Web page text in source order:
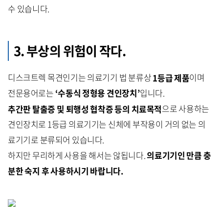
수 있습니다.
3. 부상의 위험이 작다.
디스크트렉 목견인기는 의료기기 법 분류상1등급 제품이며
전문용어로는 ‘수동식 정형용 견인장치’입니다.
추간판 탈출증 및 퇴행성 협착증 등의 치료목적으로 사용하는
견인장치로 1등급 의료기기는 신체에 부작용이 거의 없는 의
료기기로 분류되어 있습니다.
하지만 무리하게 사용을 해서는 않됩니다.의료기기인 만큼 충
분한 숙지 후 사용하시기 바랍니다.